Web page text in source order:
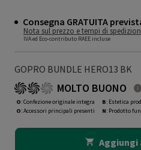
Consegna GRATUITA
Nota sul prezzo e tempi di
IVA ed Eco-contributo RAEE incluse
GOPRO BUNDLE HERO13 BK
MOLTO BUONO
O: Confezione originale integra
O: Accessori principali presenti
B: Estetica
N: Prodotto
Aggiungi